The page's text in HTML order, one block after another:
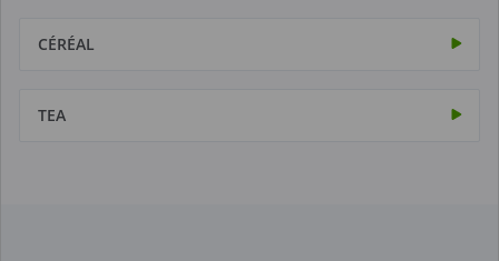
CÉRÉAL
TEA